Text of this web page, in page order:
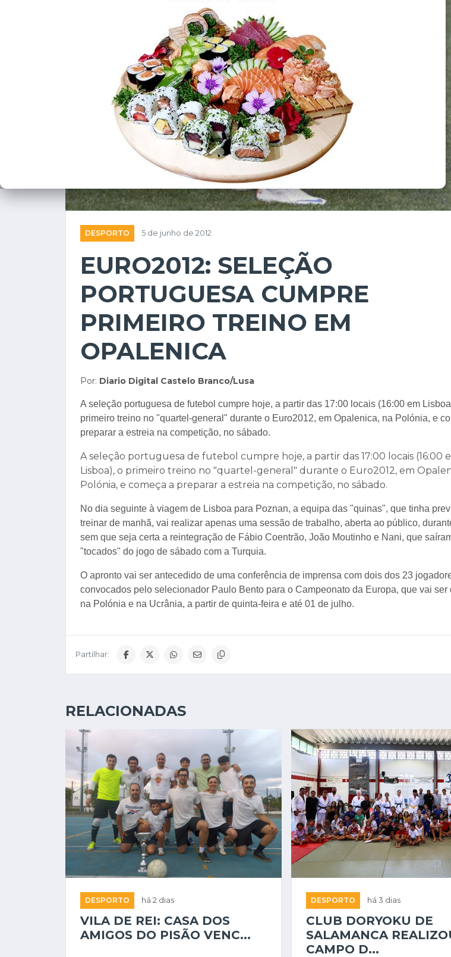
DESPORTO 5 de junho de 2012
EURO2012: SELEÇÃO
PORTUGUESA CUMPRE
PRIMEIRO TREINO EM
OPALENICA
Por: Diario Digital Castelo Branco/Lusa
A seleção portuguesa de futebol cumpre hoje, a partir das 17:00 locais (16:00 em
primeiro treino no "quartel-general" durante o Euro2012, em Opalenica, na Polónia, e
preparar a estreia na competição, no sábado.
A seleção portuguesa de futebol cumpre hoje, a partir das 17:00 locais (16:00
Lisboa), o primeiro treino no "quartel-general" durante o Euro2012, em
Polónia, e começa a preparar a estreia na competição, no sábado.
No dia seguinte à viagem de Lisboa para Poznan, a equipa das "quinas", que tinha
treinar de manhã, vai realizar apenas uma sessão de trabalho, aberta ao público,
sem que seja certa a reintegração de Fábio Coentrão, João Moutinho e Nani, que
"tocados" do jogo de sábado com a Turquia.
O apronto vai ser antecedido de uma conferência de imprensa com dois dos 23
convocados pelo selecionador Paulo Bento para o Campeonato da Europa, que vai ser
na Polónia e na Ucrânia, a partir de quinta-feira e até 01 de julho.
Partilhar:
RELACIONADAS
DESPORTO há 2 dias
VILA DE REI: CASA DOS
AMIGOS DO PISÃO VENC...
DESPORTO há 3 dias
CLUB DORYOKU DE
SALAMANCA
CAMPO D...